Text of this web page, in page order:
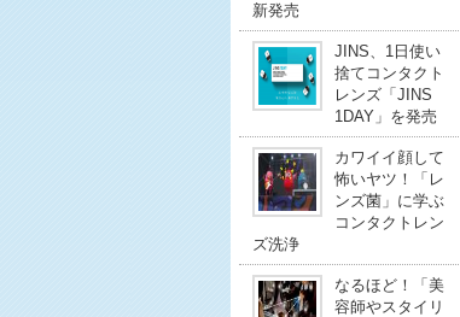
新発売
JINS、1日使い
捨てコンタクト
レンズ「JINS
1DAY」を発売
カワイイ顔して
怖いヤツ！「レ
ンズ菌」に学ぶ
コンタクトレン
ズ洗浄
なるほど！「美
容師やスタイリ